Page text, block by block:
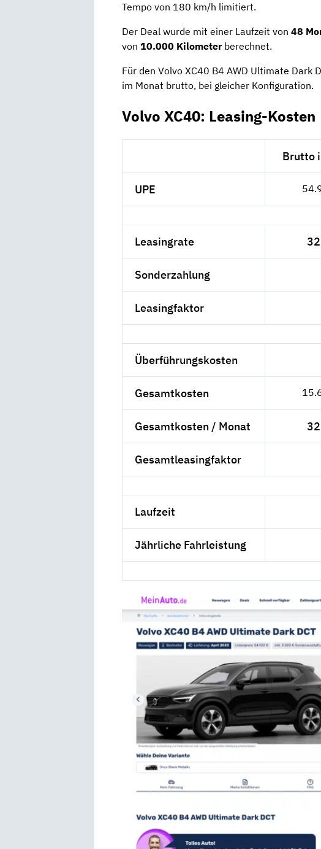
Tempo von 180 km/h limitiert.
Der Deal wurde mit einer Laufzeit von 48
von 10.000 Kilometerberechnet.
Für den Volvo XC40 B4 AWD Ultimate Dark
im Monat brutto, bei gleicher Konfiguration.
Volvo XC40: Leasing-Kosten
Brutto
UPE
Leasingrate
Sonderzahlung
Leasingfaktor
Überführungskosten
Gesamtkosten
Gesamtkosten / Monat
Gesamtleasingfaktor
Laufzeit
Jährliche Fahrleistung